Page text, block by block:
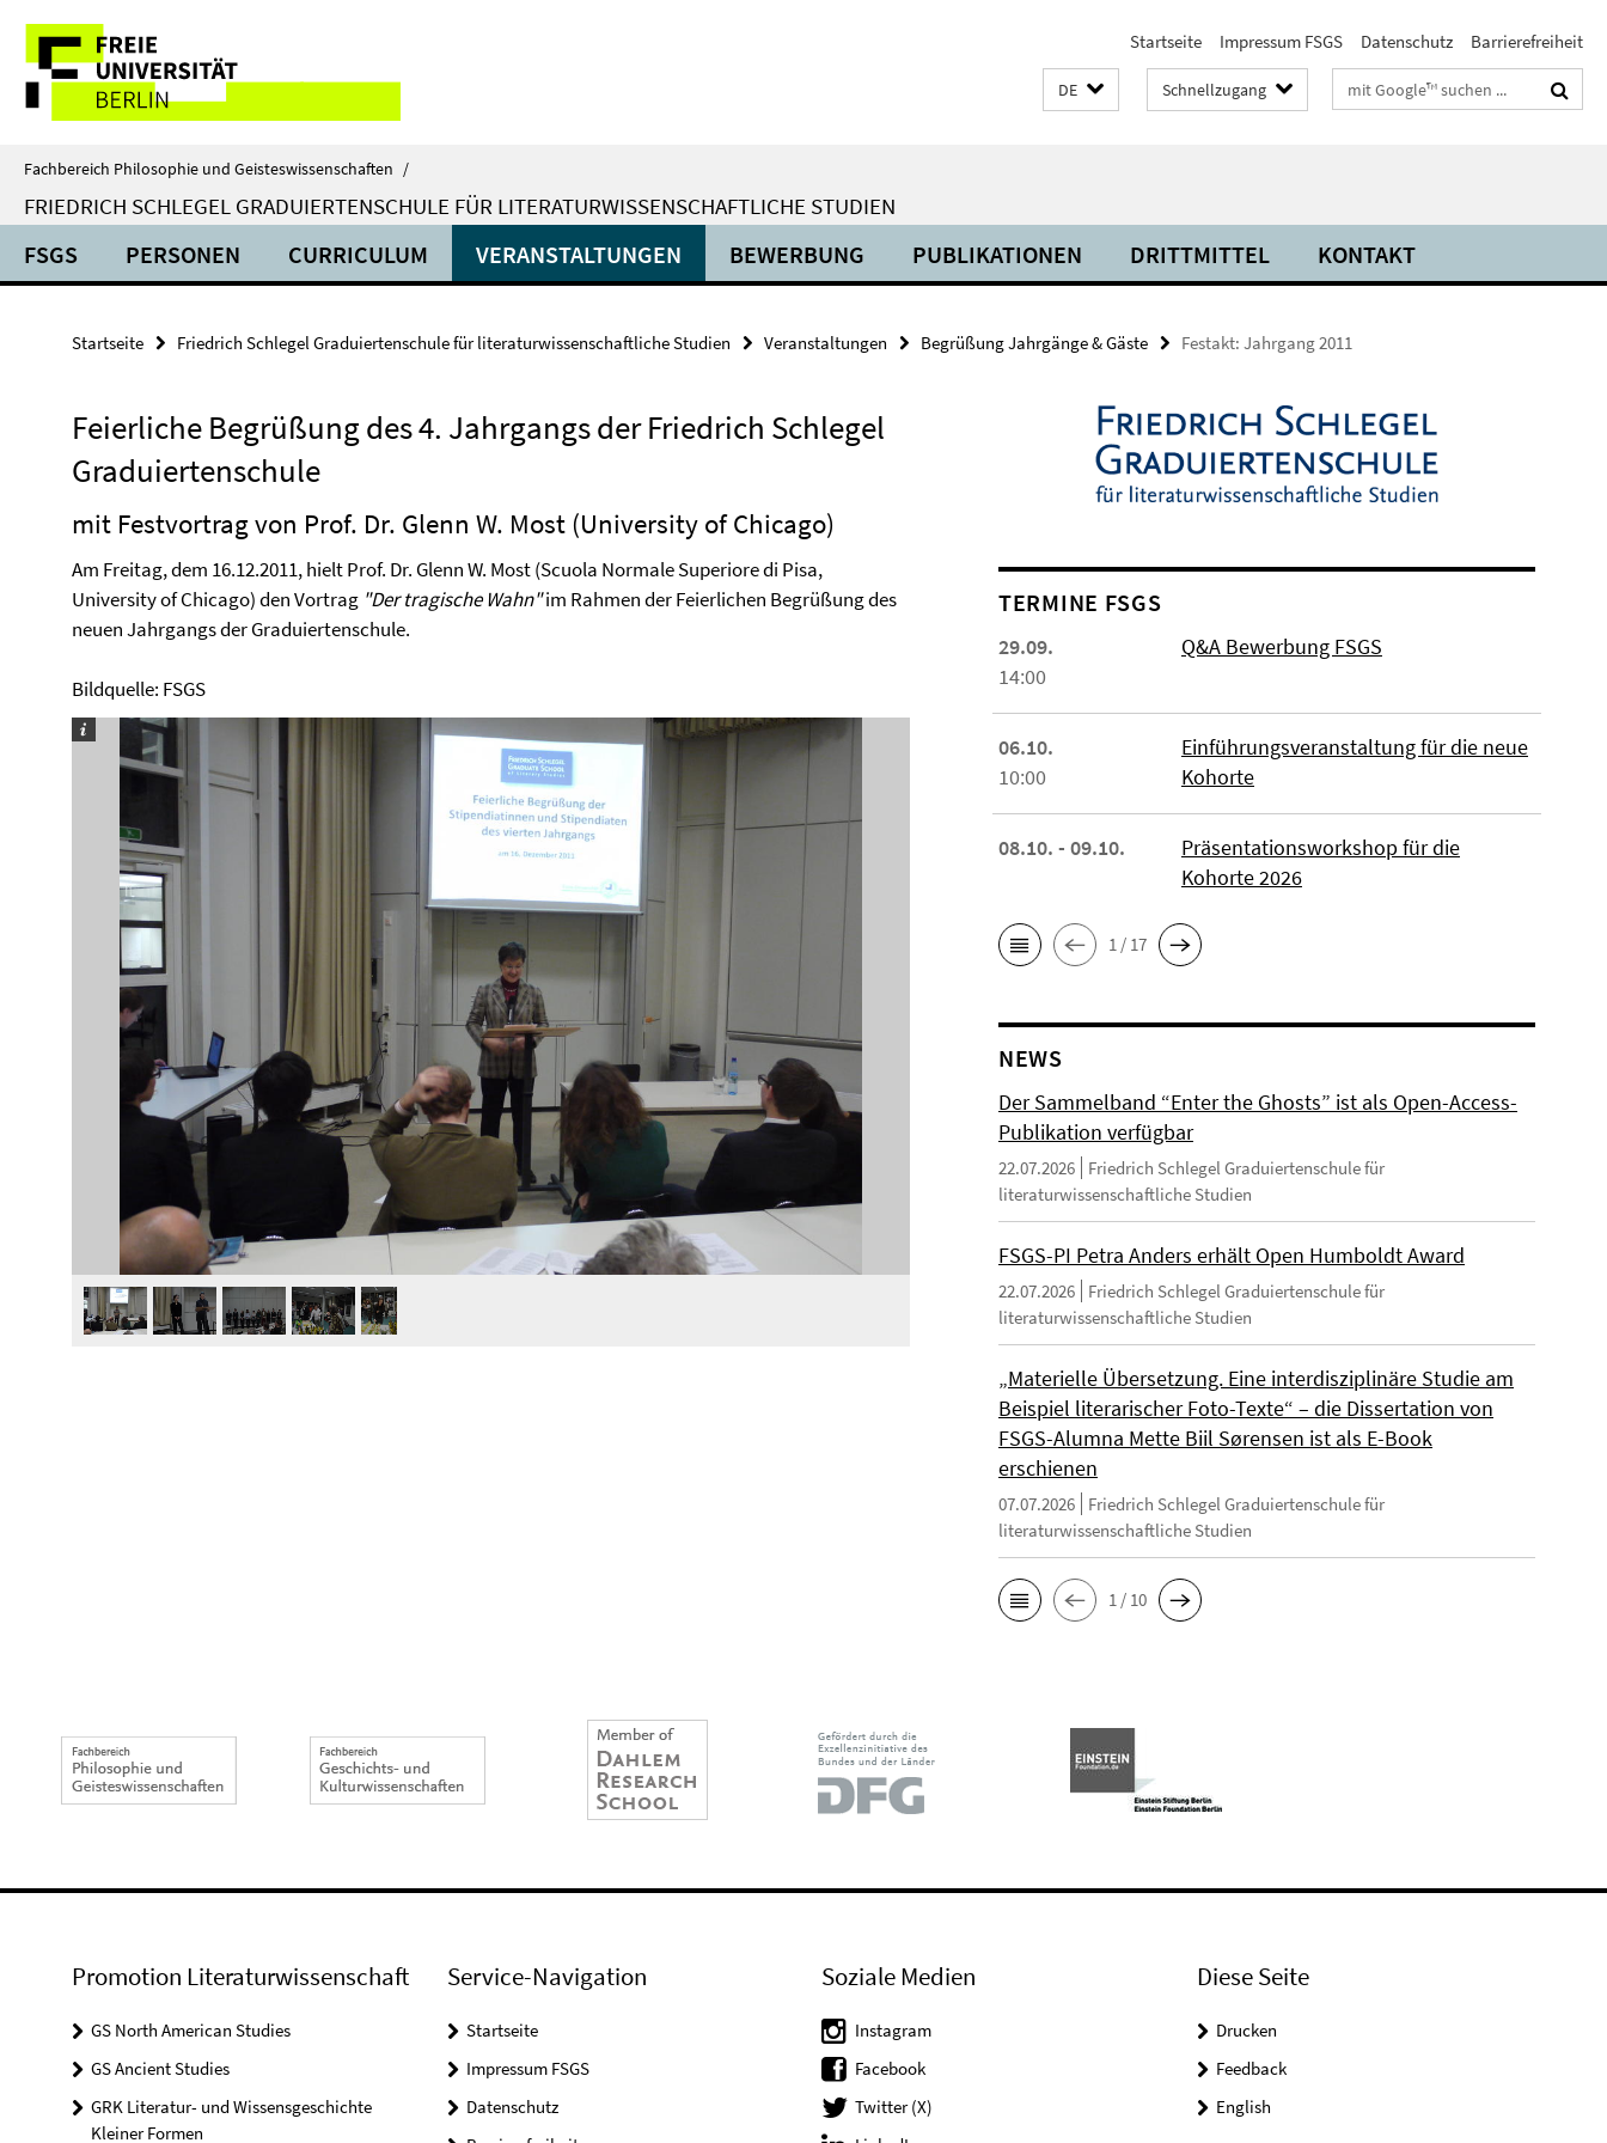
direkt
Inhalt
Service-
Navigation
Startseite Impressum FSGS Datenschutz Barrierefreiheit
DE Schnellzugang Suchbegriffe
Fachbereich Philosophie und Geisteswissenschaften /
FRIEDRICH SCHLEGEL GRADUIERTENSCHULE FÜR LITERATURWISSENSCHAFTLICHE STUDIEN
FSGS PERSONEN CURRICULUM VERANSTALTUNGEN BEWERBUNG PUBLIKATIONEN DRITTMITTEL KONTAKT
Startseite Friedrich Schlegel Graduiertenschule für literaturwissenschaftliche Studien Veranstaltungen Begrüßung Jahrgänge & Gäste Festakt: Jahrgang 2011
Feierliche Begrüßung des 4. Jahrgangs der Friedrich Schlegel
Graduiertenschule
mit Festvortrag von Prof. Dr. Glenn W. Most (University of Chicago)
Am Freitag, dem 16.12.2011, hielt Prof. Dr. Glenn W. Most (Scuola Normale Superiore di Pisa,
University of Chicago) den Vortrag "Der tragische Wahn"im Rahmen der Feierlichen Begrüßung des
neuen Jahrgangs der Graduiertenschule.
Bildquelle: FSGS
TERMINE FSGS
29.09.
14:00
Q&A Bewerbung FSGS
06.10.
10:00
Einführungsveranstaltung für die neue
Kohorte
08.10. - 09.10.
Präsentationsworkshop für die
Kohorte 2026
1 / 17
NEWS
Der Sammelband “Enter the Ghosts” ist als Open-Access-
Publikation verfügbar
22.07.2026
Friedrich Schlegel Graduiertenschule für
literaturwissenschaftliche Studien
FSGS-PI Petra Anders erhält Open Humboldt Award
22.07.2026
Friedrich Schlegel Graduiertenschule für
literaturwissenschaftliche Studien
„Materielle Übersetzung. Eine interdisziplinäre Studie am
Beispiel literarischer Foto-Texte“ – die Dissertation von
FSGS-Alumna Mette Biil Sørensen ist als E-Book
erschienen
07.07.2026
Friedrich Schlegel Graduiertenschule für
literaturwissenschaftliche Studien
1 / 10
Promotion Literaturwissenschaft
GS North American Studies
GS Ancient Studies
GRK Literatur- und Wissensgeschichte
Kleiner Formen
Service-Navigation
Startseite
Impressum FSGS
Datenschutz
Soziale Medien
Instagram
Facebook
Twitter (X)
Diese Seite
Drucken
Feedback
English